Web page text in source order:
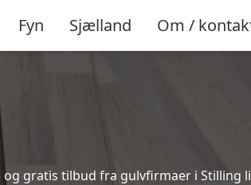
Fyn Sjælland Om /
gratis tilbud fra gulvfirmaer i Stilling